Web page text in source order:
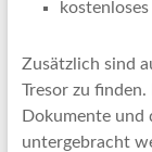
Zusätzlich sind
Tresor zu
Dokumente und
untergebracht